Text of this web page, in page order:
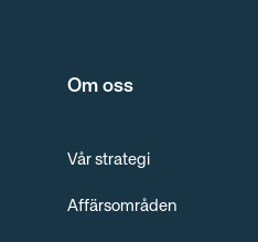
Om oss
Vår strategi
Affärsområden